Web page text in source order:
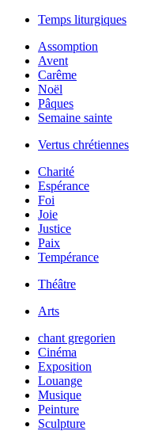
Temps liturgiques
Assomption
Avent
Carême
Noël
Pâques
Semaine sainte
Vertus chrétiennes
Charité
Espérance
Foi
Joie
Justice
Paix
Tempérance
Théâtre
Arts
chant gregorien
Cinéma
Exposition
Louange
Musique
Peinture
Sculpture